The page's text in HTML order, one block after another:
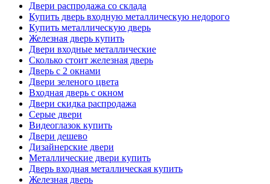
Двери распродажа со склада
Купить дверь входную металлическую недорого
Купить металлическую дверь
Железная дверь купить
Двери входные металлические
Сколько стоит железная дверь
Дверь с 2 окнами
Двери зеленого цвета
Входная дверь с окном
Двери скидка распродажа
Серые двери
Видеоглазок купить
Двери дешево
Дизайнерские двери
Металлические двери купить
Дверь входная металлическая купить
Железная дверь